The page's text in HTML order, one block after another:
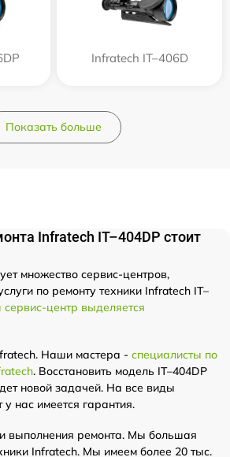
Infratech IT–406D
Показать больше
Infratech IT–404DP стоит
множество сервис-центров,
по ремонту техники Infratech IT–
центр выделяется
Наши мастера - специалисты по
. Восстановить модель IT–404DP
новой задачей. На все виды
нас имеется гарантия.
выполнения ремонта. Мы большая
Infratech. Мы имеем более 20 тыс.